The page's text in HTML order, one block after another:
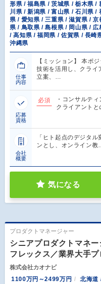
形県 / 福島県 / 茨城県 / 栃木県 /
川県 / 新潟県 / 富山県 / 石川県 /
県 / 愛知県 / 三重県 / 滋賀県 /
県 / 鳥取県 / 島根県 / 岡山県 /
/ 高知県 / 福岡県 / 佐賀県 / 長崎
沖縄県
仕事
内容
【ミッション】 本ポ
技術を活用し、クライ
立案、…
応募
資格
必須
・コンサルテ
クライアント
会社
概要
「ヒト起点のデジタ
ンとし、オンライン教…
気になる
プロダクトマネージャー
シニアプロダクトマネ
フレックス／業界大手プ
株式会社カオナビ
1100万円～2499万円
北海道